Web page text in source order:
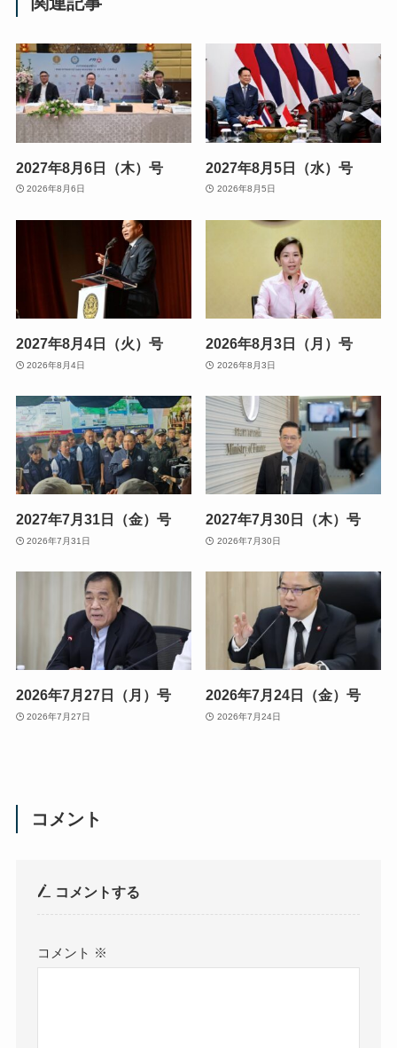
2027年8月6日（木）号
2026年8月6日
2027年8月5日（水）号
2026年8月5日
2027年8月4日（火）号
2026年8月4日
2026年8月3日（月）号
2026年8月3日
2027年7月31日（金）号
2026年7月31日
2027年7月30日（木）号
2026年7月30日
2026年7月27日（月）号
2026年7月27日
2026年7月24日（金）号
2026年7月24日
コメント
コメントする
コメント ※